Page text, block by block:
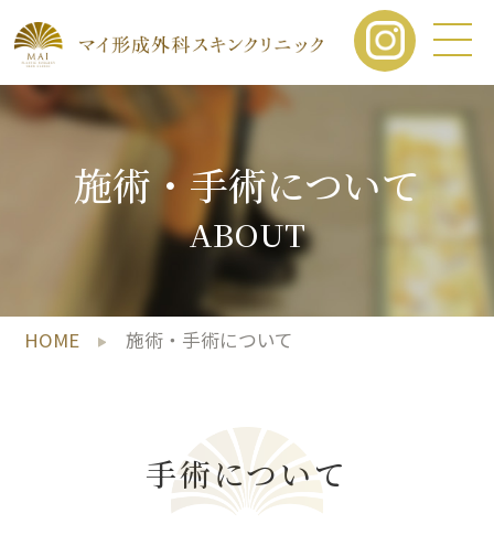
施術・手術について
ABOUT
HOME 施術・手術について
手術について